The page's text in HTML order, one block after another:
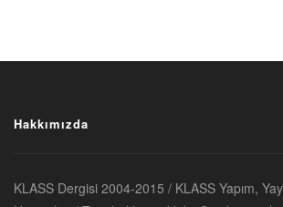
Hakkımızda
KLASS Dergisi 2004-2015 / KLASS Yapım,